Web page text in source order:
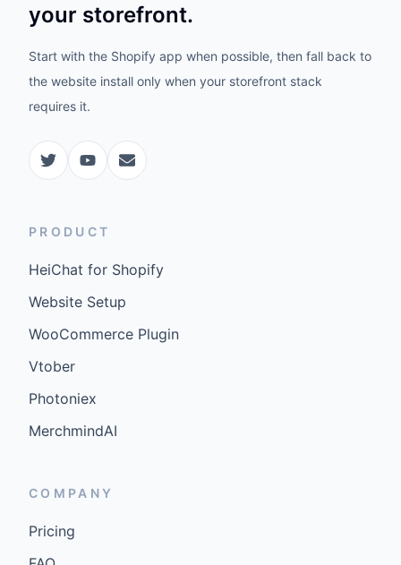
your storefront.
Start with the Shopify app when possible, then fall back to
the website install only when your storefront stack
requires it.
PRODUCT
HeiChat for Shopify
Website Setup
WooCommerce Plugin
Vtober
Photoniex
MerchmindAI
COMPANY
Pricing